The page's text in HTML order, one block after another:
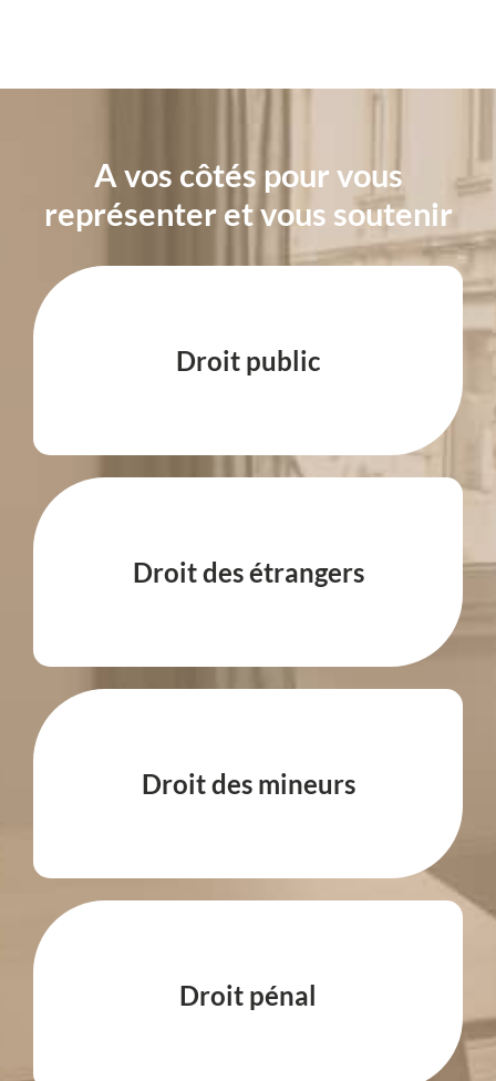
A vos côtés pour vous
représenter et vous soutenir
Droit public
Droit des étrangers
Droit des mineurs
Droit pénal